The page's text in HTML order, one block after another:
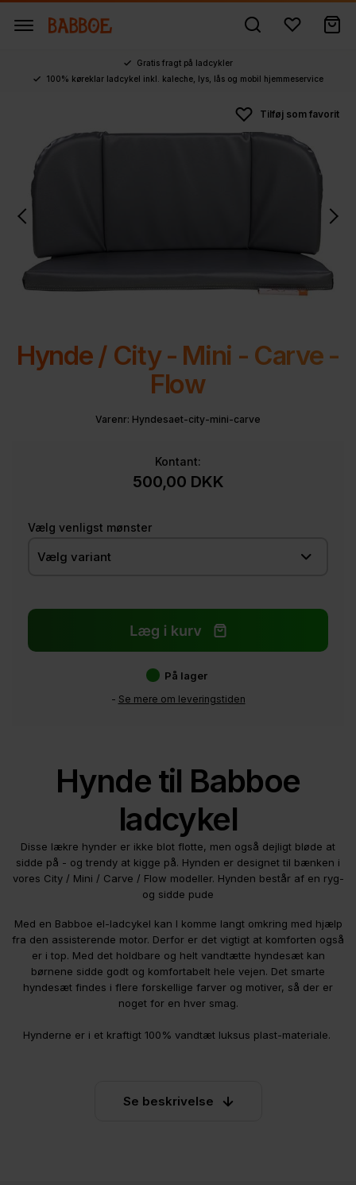
Gratis fragt på ladcykler
100% køreklar ladcykel inkl. kaleche, lys, lås og mobil hjemmeservice
Hynde / City - Mini - Carve -
Flow
Varenr: Hyndesaet-city-mini-carve
Kontant:
500,00 DKK
Vælg venligst mønster
På lager
- Se mere om leveringstiden
Hynde til Babboe
ladcykel
Disse lækre hynder er ikke blot flotte, men også dejligt bløde at
sidde på - og trendy at kigge på. Hynden er designet til bænken i
vores City / Mini / Carve / Flow modeller. Hynden består af en ryg-
og sidde pude
Med en Babboe el-ladcykel kan I komme langt omkring med hjælp
fra den assisterende motor. Derfor er det vigtigt at komforten også
er i top. Med det holdbare og helt vandtætte hyndesæt kan
børnene sidde godt og komfortabelt hele vejen. Det smarte
hyndesæt findes i flere forskellige farver og motiver, så der er
noget for en hver smag.
Hynderne er i et kraftigt 100% vandtæt luksus plast-materiale.
Se beskrivelse